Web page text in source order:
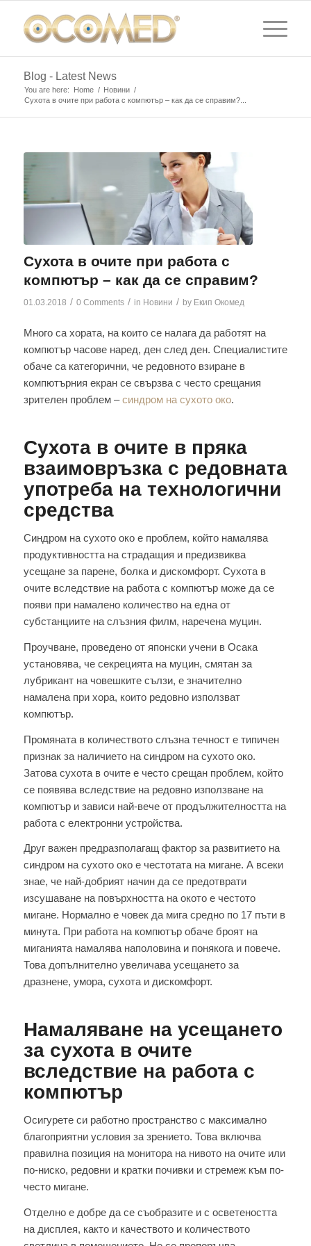
Blog - Latest News
You are here: Home / Новини /
Сухота в очите при работа с компютър – как да се справим?...
Сухота в очите при работа с
компютър – как да се справим?
01.03.2018 / 0 Comments / in Новини / by Екип Окомед
Много са хората, на които се налага да работят на
компютър часове наред, ден след ден. Специалистите
обаче са категорични, че редовното взиране в
компютърния екран се свързва с често срещания
зрителен проблем –синдром на сухото око.
Сухота в очите в пряка
взаимовръзка с редовната
употреба на технологични
средства
Синдром на сухото око е проблем, който намалява
продуктивността на страдащия и предизвиква
усещане за парене, болка и дискомфорт. Сухота в
очите вследствие на работа с компютър може да се
появи при намалено количество на една от
субстанциите на слъзния филм, наречена муцин.
Проучване, проведено от японски учени в Осака
установява, че секрецията на муцин, смятан за
лубрикант на човешките сълзи, е значително
намалена при хора, които редовно използват
компютър.
Промяната в количеството слъзна течност е типичен
признак за наличието на синдром на сухото око.
Затова сухота в очите е често срещан проблем, който
се появява вследствие на редовно използване на
компютър и зависи най-вече от продължителността на
работа с електронни устройства.
Друг важен предразполагащ фактор за развитието на
синдром на сухото око е честотата на мигане. А всеки
знае, че най-добрият начин да се предотврати
изсушаване на повърхността на окото е честото
мигане. Нормално е човек да мига средно по 17 пъти в
минута. При работа на компютър обаче броят на
миганията намалява наполовина и понякога и повече.
Това допълнително увеличава усещането за
дразнене, умора, сухота и дискомфорт.
Намаляване на усещането
за сухота в очите
вследствие на работа с
компютър
Осигурете си работно пространство с максимално
благоприятни условия за зрението. Това включва
правилна позиция на монитора на нивото на очите или
по-ниско, редовни и кратки почивки и стремеж към по-
често мигане.
Отделно е добре да се съобразите и с осветеността
на дисплея, както и качеството и количеството